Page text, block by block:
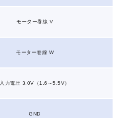
モーター巻線 V
モーター巻線 W
入力電圧 3.0V（1.6～5.5V）
GND